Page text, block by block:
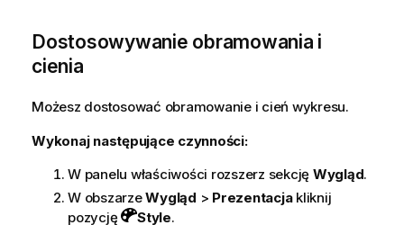
Dostosowywanie obramowania i
cienia
Możesz dostosować obramowanie i cień wykresu.
Wykonaj następujące czynności:
W panelu właściwości rozszerz sekcję Wygląd.
W obszarzeWygląd > Prezentacjakliknij
pozycję
Style.